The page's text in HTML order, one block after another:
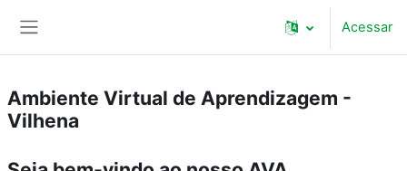
Acessar
Ambiente Virtual de Aprendizagem -
Vilhena